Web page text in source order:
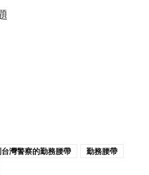
灣警察的勤務腰帶
勤務腰帶